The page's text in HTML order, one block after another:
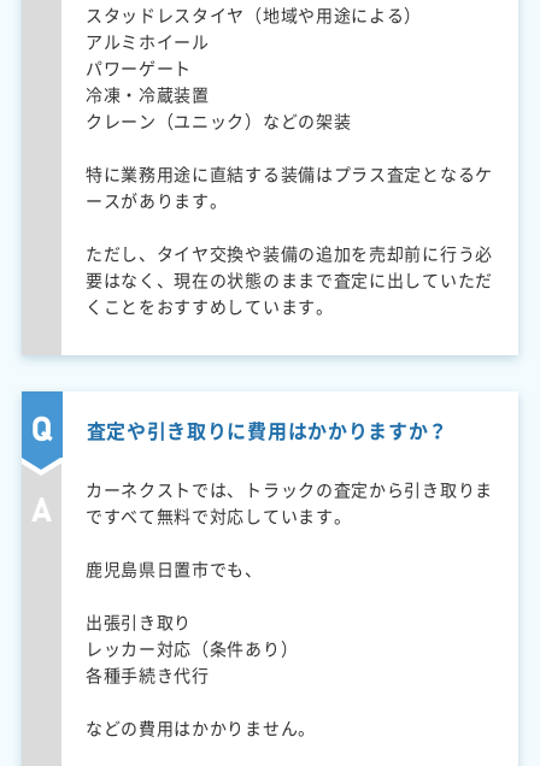
スタッドレスタイヤ（地域や用途による）
アルミホイール
パワーゲート
冷凍・冷蔵装置
クレーン（ユニック）などの架装
特に業務用途に直結する装備はプラス査定となるケ
ースがあります。
ただし、タイヤ交換や装備の追加を売却前に行う必
要はなく、現在の状態のままで査定に出していただ
くことをおすすめしています。
査定や引き取りに費用はかかりますか？
カーネクストでは、トラックの査定から引き取りま
ですべて無料で対応しています。
鹿児島県日置市でも、
出張引き取り
レッカー対応（条件あり）
各種手続き代行
などの費用はかかりません。